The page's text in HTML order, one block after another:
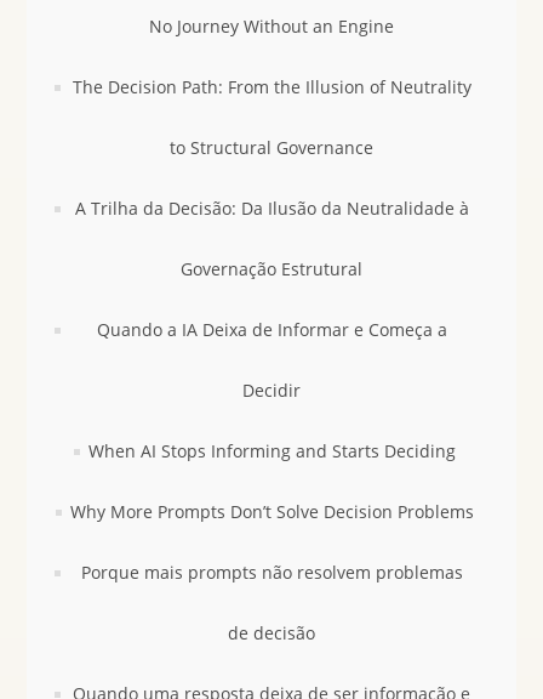
No Journey Without an Engine
The Decision Path: From the Illusion of Neutrality
to Structural Governance
A Trilha da Decisão: Da Ilusão da Neutralidade à
Governação Estrutural
Quando a IA Deixa de Informar e Começa a
Decidir
When AI Stops Informing and Starts Deciding
Why More Prompts Don’t Solve Decision Problems
Porque mais prompts não resolvem problemas
de decisão
Quando uma resposta deixa de ser informação e